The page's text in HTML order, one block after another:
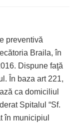
preventivă
Braila, în
Dispune faţă
În baza art 221,
ca domiciliul
Spitalul “Sf.
în municipiul